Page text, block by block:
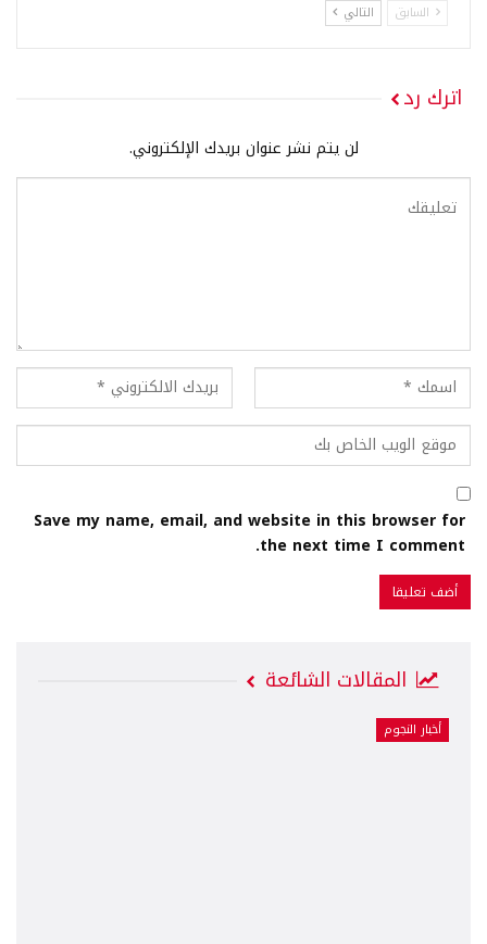
السابق التالي
اترك رد
لن يتم نشر عنوان بريدك الإلكتروني.
Save my name, email, and website in this browser for
the next time I comment.
المقالات الشائعة
أخبار النجوم